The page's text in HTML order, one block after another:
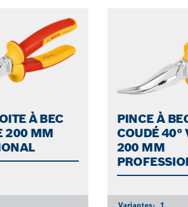
À BEC
200 MM
PINCE À
COUDÉ 40°
200 MM
Variantes: 1